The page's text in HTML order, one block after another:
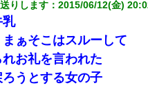
りします ：2015/06/12(金)
乳
ぁそこはスルーして
お礼を言われた
うとする女の子